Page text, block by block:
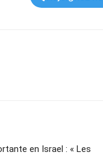
en Israel : « Les